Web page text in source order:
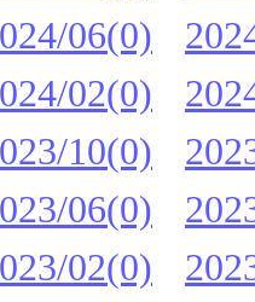
06(0)
02(0)
10(0)
06(0)
02(0)